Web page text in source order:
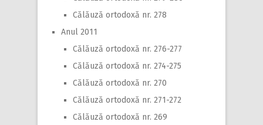
Călăuză ortodoxă nr. 278
Anul 2011
Călăuză ortodoxă nr. 276-277
Călăuză ortodoxă nr. 274-275
Călăuză ortodoxă nr. 270
Călăuză ortodoxă nr. 271-272
Călăuză ortodoxă nr. 269